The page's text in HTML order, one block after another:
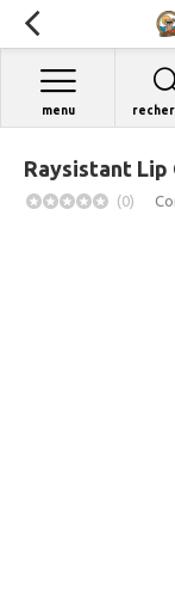
menu
Raysistant Lip
(0)